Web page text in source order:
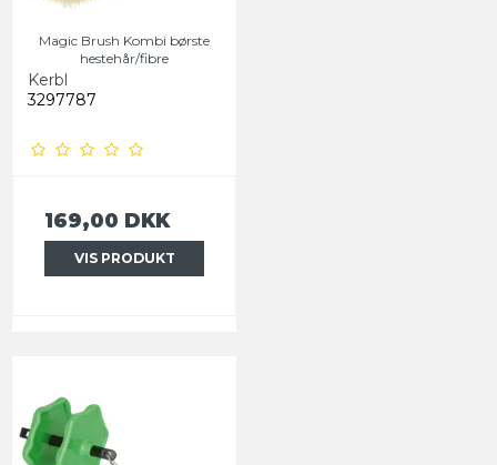
Magic Brush Kombi børste
hestehår/fibre
Kerbl
3297787
169,00 DKK
VIS PRODUKT